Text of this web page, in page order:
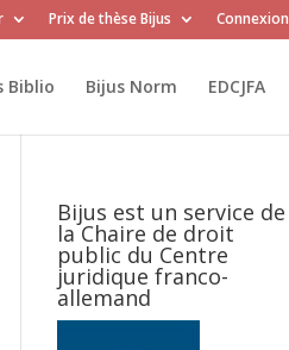
Prix de thèse Bijus Connexion
Biblio Bijus Norm EDCJFA
Bijus est un service de
la Chaire de droit
public du Centre
juridique franco-
allemand